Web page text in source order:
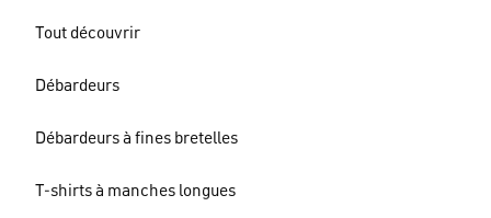
Tout découvrir
Débardeurs
Débardeurs à fines bretelles
T-shirts à manches longues